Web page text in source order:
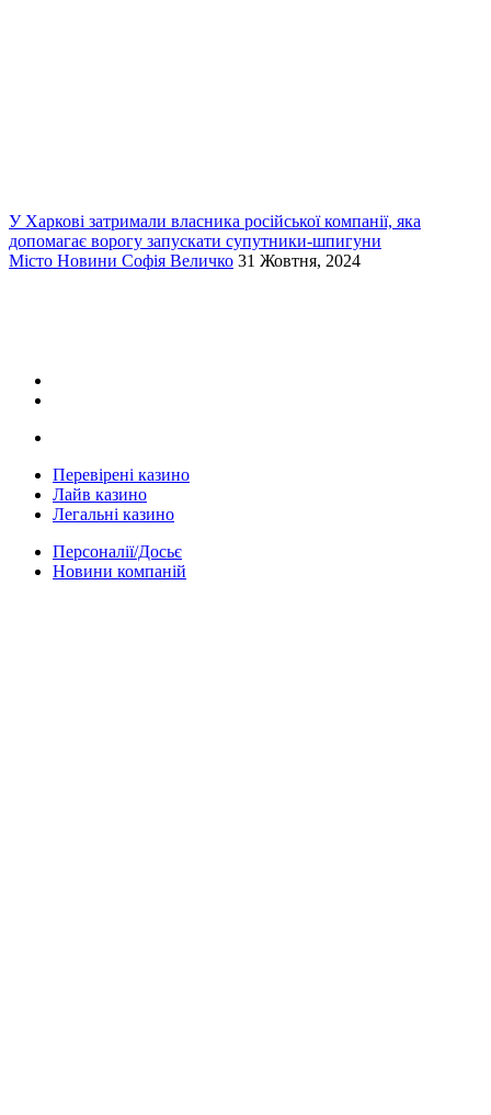
У Харкові затримали власника російської компанії, яка
допомагає ворогу запускати супутники-шпигуни
Місто Новини Софія Величко 31 Жовтня, 2024
Перевірені казино
Лайв казино
Легальні казино
Персоналії/Досьє
Новини компаній